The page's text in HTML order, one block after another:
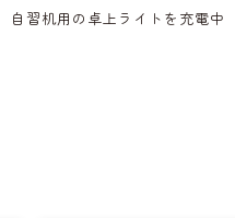
自習机用の卓上ライトを充電中